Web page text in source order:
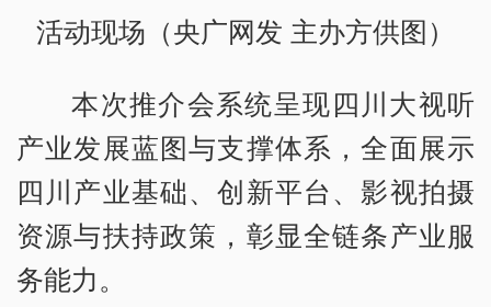
活动现场（央广网发 主办方供图）
本次推介会系统呈现四川大视听
产业发展蓝图与支撑体系，全面展示
四川产业基础、创新平台、影视拍摄
资源与扶持政策，彰显全链条产业服
务能力。